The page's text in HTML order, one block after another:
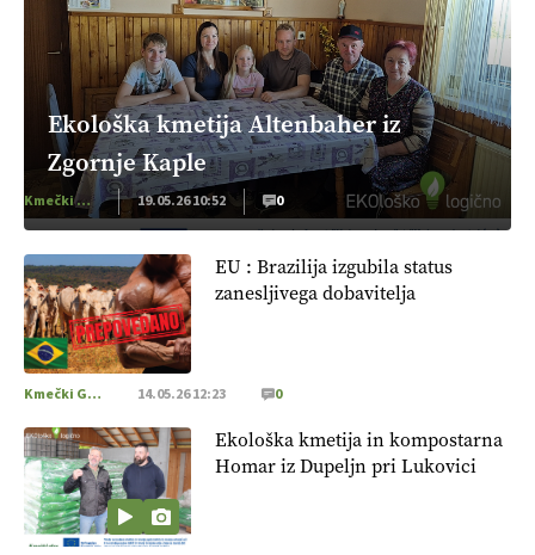
Ekološka kmetija Altenbaher iz
Zgornje Kaple
Kmečki Glas 19.05.26 10:52 0
EU : Brazilija izgubila status
zanesljivega dobavitelja
Kmečki Glas 14.05.26 12:23 0
Ekološka kmetija in kompostarna
Homar iz Dupeljn pri Lukovici